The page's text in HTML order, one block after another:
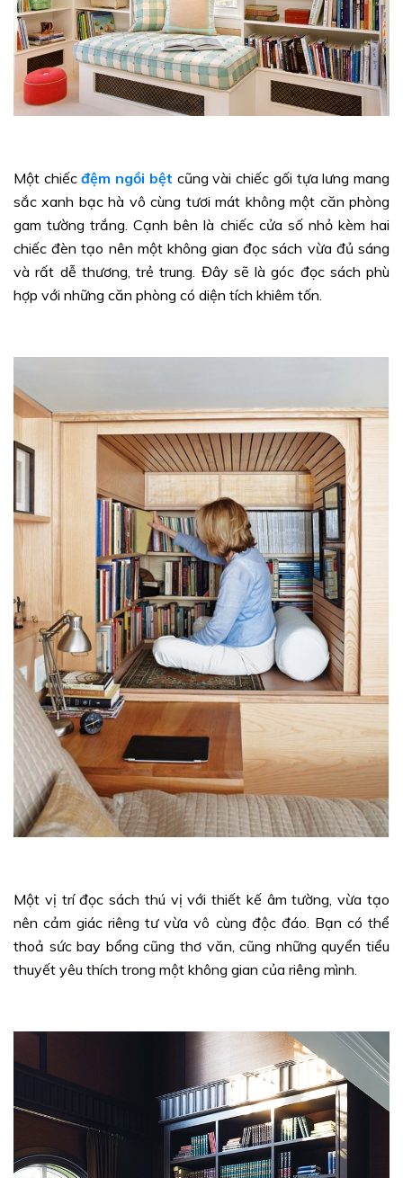
Một chiếcđệm ngồi bệt cũng vài chiếc gối tựa lưng mang
sắc xanh bạc hà vô cùng tươi mát không một căn phòng
gam tường trắng. Cạnh bên là chiếc cửa số nhỏ kèm hai
chiếc đèn tạo nên một không gian đọc sách vừa đủ sáng
và rất dễ thương, trẻ trung. Đây sẽ là góc đọc sách phù
hợp với những căn phòng có diện tích khiêm tốn.
Một vị trí đọc sách thú vị với thiết kế âm tường, vừa tạo
nên cảm giác riêng tư vừa vô cùng độc đáo. Bạn có thể
thoả sức bay bổng cũng thơ văn, cũng những quyển tiểu
thuyết yêu thích trong một không gian của riêng mình.